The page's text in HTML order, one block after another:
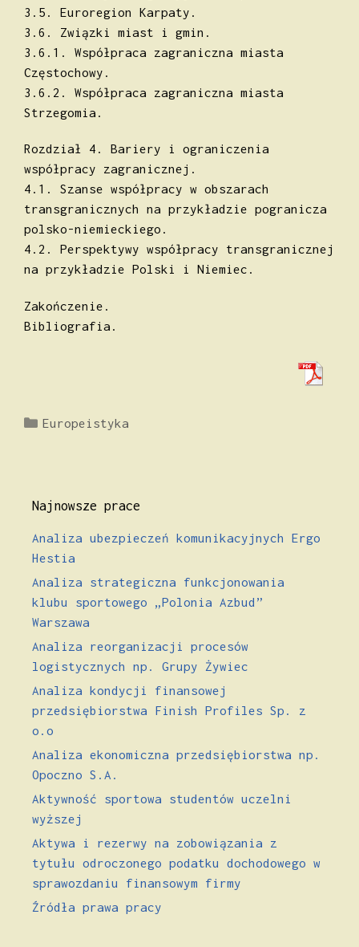
3.5. Euroregion Karpaty.
3.6. Związki miast i gmin.
3.6.1. Współpraca zagraniczna miasta
Częstochowy.
3.6.2. Współpraca zagraniczna miasta
Strzegomia.
Rozdział 4. Bariery i ograniczenia
współpracy zagranicznej.
4.1. Szanse współpracy w obszarach
transgranicznych na przykładzie pogranicza
polsko-niemieckiego.
4.2. Perspektywy współpracy transgranicznej
na przykładzie Polski i Niemiec.
Zakończenie.
Bibliografia.
Kategorie
Europeistyka
Najnowsze prace
Analiza ubezpieczeń komunikacyjnych Ergo
Hestia
Analiza strategiczna funkcjonowania
klubu sportowego „Polonia Azbud”
Warszawa
Analiza reorganizacji procesów
logistycznych np. Grupy Żywiec
Analiza kondycji finansowej
przedsiębiorstwa Finish Profiles Sp. z
o.o
Analiza ekonomiczna przedsiębiorstwa np.
Opoczno S.A.
Aktywność sportowa studentów uczelni
wyższej
Aktywa i rezerwy na zobowiązania z
tytułu odroczonego podatku dochodowego w
sprawozdaniu finansowym firmy
Źródła prawa pracy